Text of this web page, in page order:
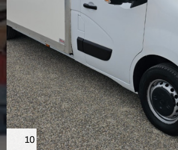
10